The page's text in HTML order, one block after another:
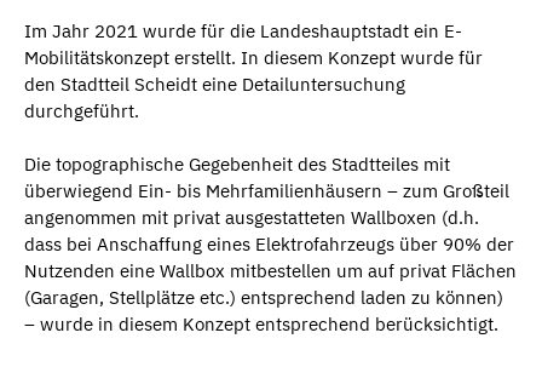
Im Jahr 2021 wurde für die Landeshauptstadt ein E-
Mobilitätskonzept erstellt. In diesem Konzept wurde für
den Stadtteil Scheidt eine Detailuntersuchung
durchgeführt.
Die topographische Gegebenheit des Stadtteiles mit
überwiegend Ein- bis Mehrfamilienhäusern – zum Großteil
angenommen mit privat ausgestatteten Wallboxen (d.h.
dass bei Anschaffung eines Elektrofahrzeugs über 90% der
Nutzenden eine Wallbox mitbestellen um auf privat Flächen
(Garagen, Stellplätze etc.) entsprechend laden zu können)
– wurde in diesem Konzept entsprechend berücksichtigt.